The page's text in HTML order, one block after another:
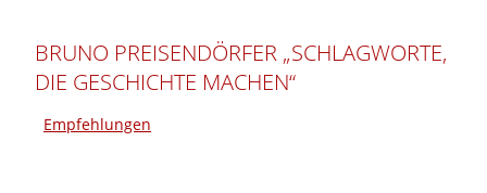
BRUNO PREISENDÖRFER „SCHLAGWORTE,
DIE GESCHICHTE MACHEN“
Empfehlungen